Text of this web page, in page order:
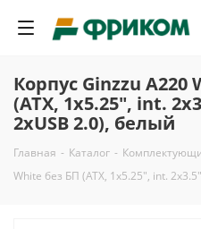
Корпус Ginzzu A220
(ATX, 1x5.25", int.
2xUSB 2.0), белый
Главная - Каталог -
White без БП (ATX, 1x5.25", int.